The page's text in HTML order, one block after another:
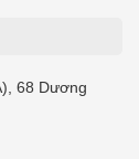
68 Dương